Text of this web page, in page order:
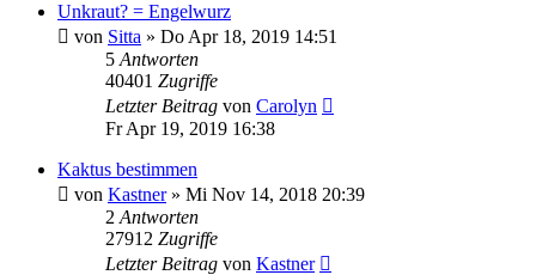
Unkraut? = Engelwurz
von Sitta » Do Apr 18, 2019 14:51
5 Antworten
40401 Zugriffe
Letzter Beitrag von Carolyn
Fr Apr 19, 2019 16:38
Kaktus bestimmen
von Kastner» Mi Nov 14, 2018 20:39
2 Antworten
27912 Zugriffe
Letzter Beitrag von Kastner